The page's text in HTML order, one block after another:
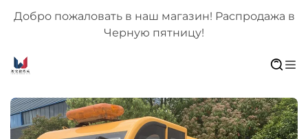
Добро пожаловать в наш магазин! Распродажа в
Черную пятницу!